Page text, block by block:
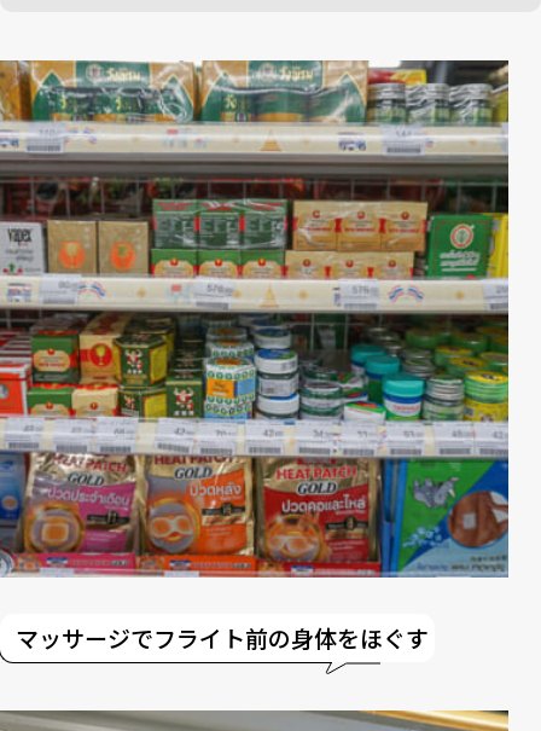
マッサージでフライト前の身体をほぐす